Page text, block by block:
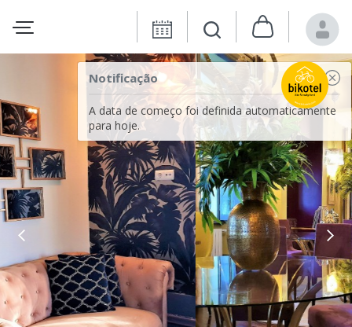
Notificação
A data de começo foi definida automaticamente
para hoje.